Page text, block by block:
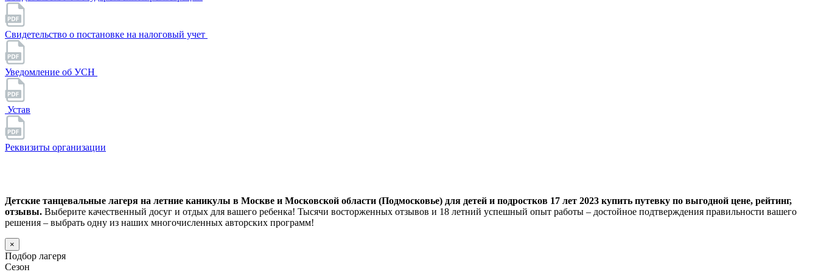
Свидетельство о постановке на налоговый учет
Уведомление об УСН
Устав
Реквизиты организации
Детские танцевальные лагеря на летние каникулы в Москве и Московской области (Подмосковье) для детей и подростков 17 лет 2023 купить путевку по выгодной цене, рейтинг,
отзывы. Выберите качественный досуг и отдых для вашего ребенка! Тысячи восторженных отзывов и 18 летний успешный опыт работы – достойное подтверждения правильности вашего
решения – выбрать одну из наших многочисленных авторских программ!
×
Подбор лагеря
Сезон